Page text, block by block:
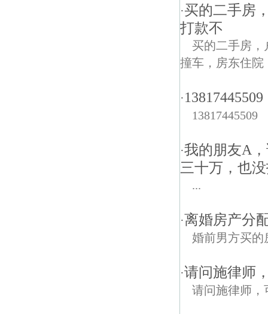
·买的二手房
打款不
买的二手房，
撞车，房东住院
·13817445509
13817445509
·我的朋友A
三十万，也
...
·离婚房产分
婚前男方买的
·请问施律师
请问施律师，